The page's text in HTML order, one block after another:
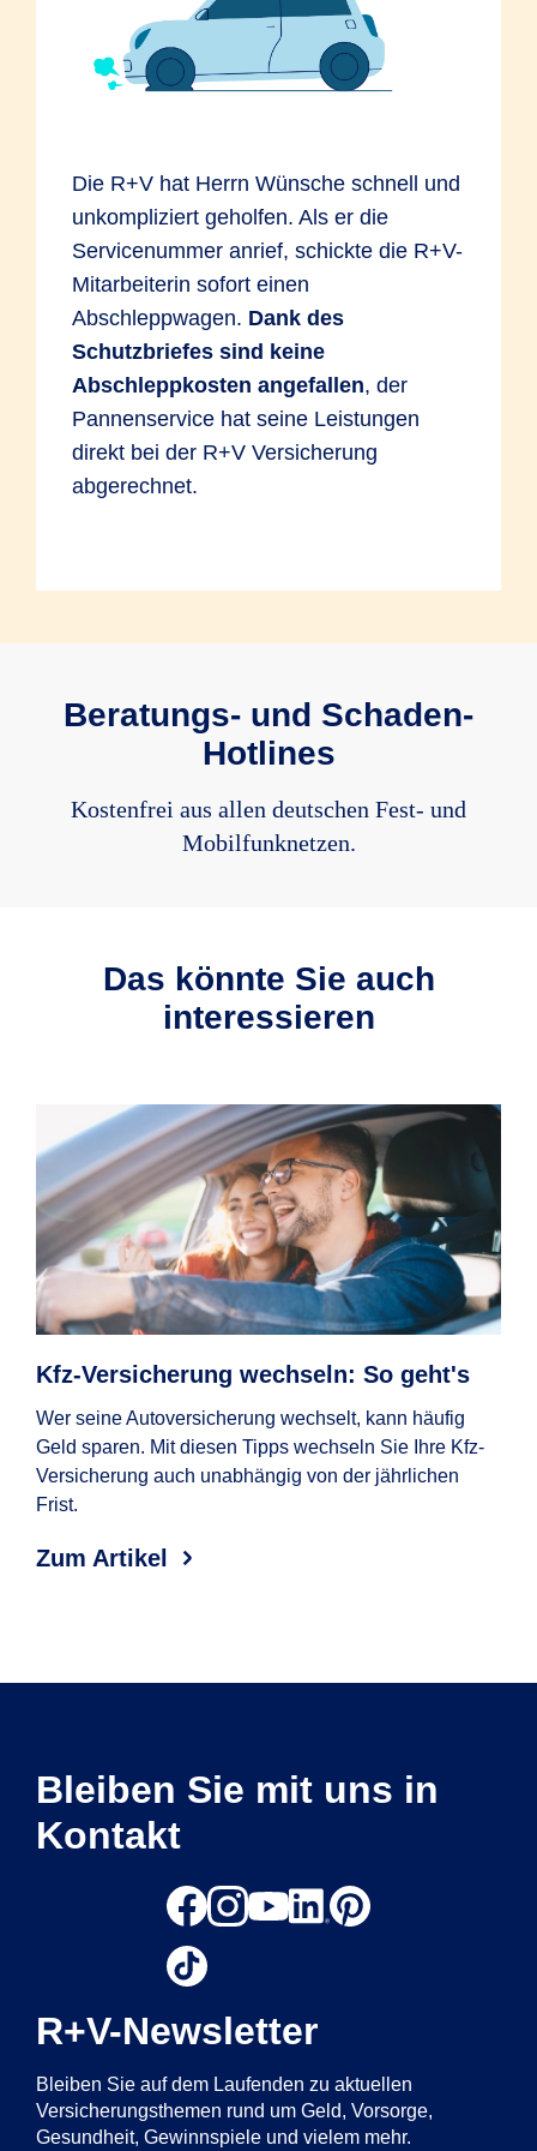
SF-Klasse 14 in SF-Klasse 6*.
*Beispielrechnung gemäß
Versagen von Mess-, Regel- oder
Sicherheitseinrichtungen. Aufspringen der
Motorhaube während der Fahrt, weil die
Fahrzeug.
Bruchschaden
In der KEX sind reine Bruchschäden ohne
Einwirkung von außen versichert. Sie
beruhen auf Materialfehlern oder
Überbeanspruchung.Beispiele:Das
Fahrzeug wird überladen und dadurch
kommt es zu einem Achsbruch. Die
Radaufhängung bricht aufgrund eines
Die R+V hat Herrn Wünsche schnell und
unkompliziert geholfen. Als er die
Servicenummer anrief, schickte die R+V-
Mitarbeiterin sofort einen
Abschleppwagen. Dank des
Schutzbriefes sind keine
Abschleppkosten angefallen, der
Pannenservice hat seine Leistungen
direkt bei der R+V Versicherung
abgerechnet.
Beratungs- und Schaden-
Hotlines
Kostenfrei aus allen deutschen Fest- und
Mobilfunknetzen.
Das könnte Sie auch
interessieren
Kfz-Versicherung wechseln: So geht's
Wer seine Autoversicherung wechselt, kann häufig
Geld sparen. Mit diesen Tipps wechseln Sie Ihre Kfz-
Versicherung auch unabhängig von der jährlichen
Frist.
Zum Artikel
Bleiben Sie mit uns in
Kontakt
R+V-Newsletter
Bleiben Sie auf dem Laufenden zu aktuellen
Versicherungsthemen rund um Geld, Vorsorge,
Gesundheit, Gewinnspiele und vielem mehr.